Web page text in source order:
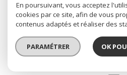
réalisé
© 2026 | Tous droits réservés |
Mentions légales
En poursuivant, vous acceptez
cookies par ce site, afin de vous
contenus adaptés et réaliser des
PARAMÉTRER OK